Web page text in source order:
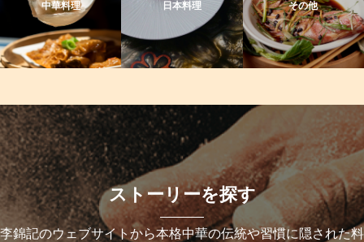
中華料理 日本料理 その他
ストーリーを探す
李錦記のウェブサイトから本格中華の伝統や習慣に隠された料